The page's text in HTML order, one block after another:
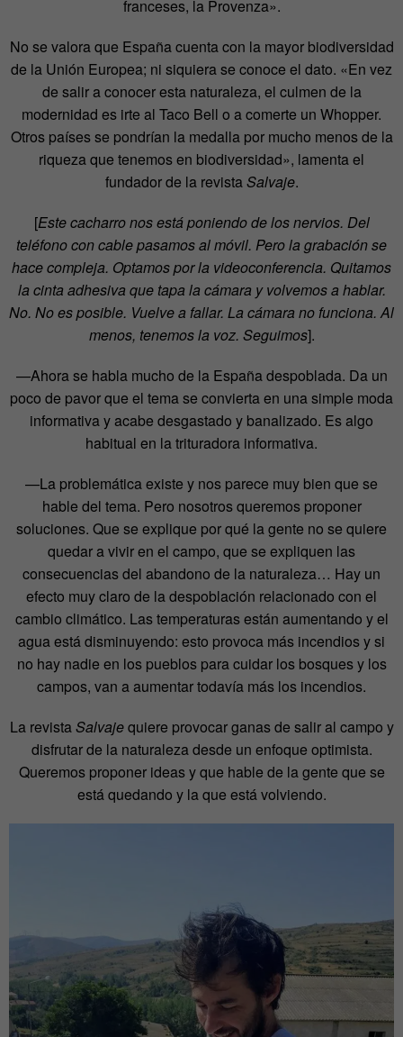
franceses, la Provenza».
No se valora que España cuenta con la mayor biodiversidad
de la Unión Europea; ni siquiera se conoce el dato. «En vez
de salir a conocer esta naturaleza, el culmen de la
modernidad es irte al Taco Bell o a comerte un Whopper.
Otros países se pondrían la medalla por mucho menos de la
riqueza que tenemos en biodiversidad», lamenta el
fundador de la revistaSalvaje.
[Este cacharro nos está poniendo de los nervios. Del
teléfono con cable pasamos al móvil. Pero la grabación se
hace compleja. Optamos por la videoconferencia. Quitamos
la cinta adhesiva que tapa la cámara y volvemos a hablar.
No. No es posible. Vuelve a fallar. La cámara no funciona. Al
menos, tenemos la voz. Seguimos].
—Ahora se habla mucho de la España despoblada. Da un
poco de pavor que el tema se convierta en una simple moda
informativa y acabe desgastado y banalizado. Es algo
habitual en la trituradora informativa.
—La problemática existe y nos parece muy bien que se
hable del tema. Pero nosotros queremos proponer
soluciones. Que se explique por qué la gente no se quiere
quedar a vivir en el campo, que se expliquen las
consecuencias del abandono de la naturaleza… Hay un
efecto muy claro de la despoblación relacionado con el
cambio climático. Las temperaturas están aumentando y el
agua está disminuyendo: esto provoca más incendios y si
no hay nadie en los pueblos para cuidar los bosques y los
campos, van a aumentar todavía más los incendios.
La revistaSalvajequiere provocar ganas de salir al campo y
disfrutar de la naturaleza desde un enfoque optimista.
Queremos proponer ideas y que hable de la gente que se
está quedando y la que está volviendo.